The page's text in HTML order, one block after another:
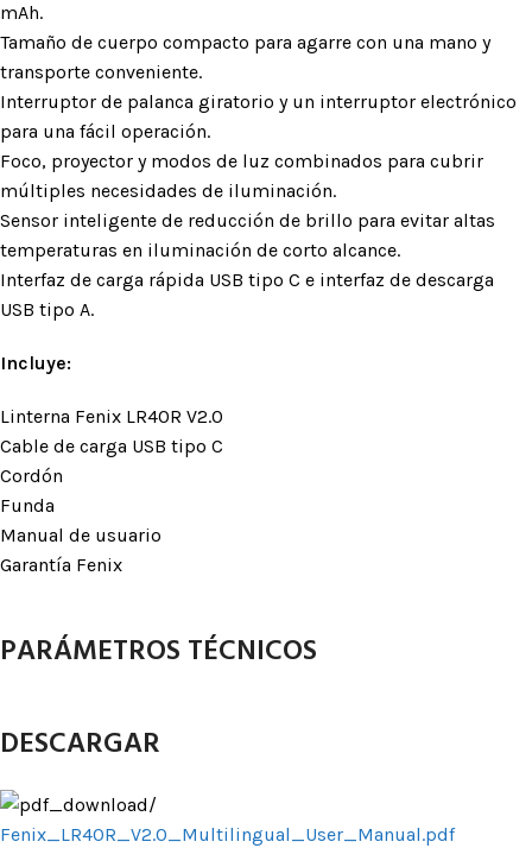
mAh.
Tamaño de cuerpo compacto para agarre con una mano y
transporte conveniente.
Interruptor de palanca giratorio y un interruptor electrónico
para una fácil operación.
Foco, proyector y modos de luz combinados para cubrir
múltiples necesidades de iluminación.
Sensor inteligente de reducción de brillo para evitar altas
temperaturas en iluminación de corto alcance.
Interfaz de carga rápida USB tipo C e interfaz de descarga
USB tipo A.
Incluye:
Linterna Fenix LR40R V2.0
Cable de carga USB tipo C
Cordón
Funda
Manual de usuario
Garantía Fenix
PARÁMETROS TÉCNICOS
DESCARGAR
Fenix_LR40R_V2.0_Multilingual_User_Manual.pdf